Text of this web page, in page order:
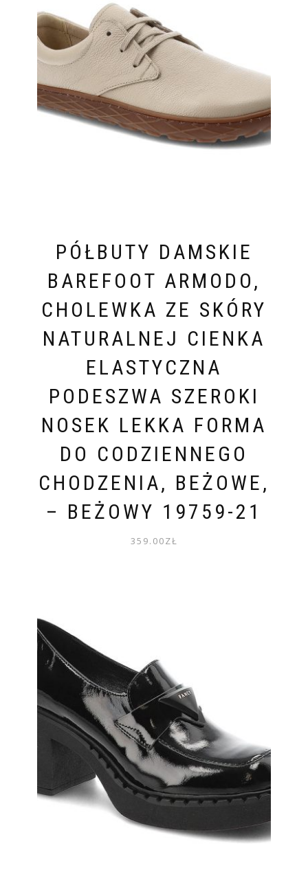
PÓŁBUTY DAMSKIE
BAREFOOT ARMODO,
CHOLEWKA ZE SKÓRY
NATURALNEJ CIENKA
ELASTYCZNA
PODESZWA SZEROKI
NOSEK LEKKA FORMA
DO CODZIENNEGO
CHODZENIA, BEŻOWE,
– BEŻOWY 19759-21
359.00ZŁ